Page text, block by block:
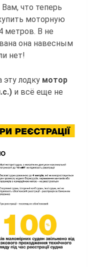
что теперь
моторную
метров. В не
она навесным
нет!
лодку мотор
и всё еще не